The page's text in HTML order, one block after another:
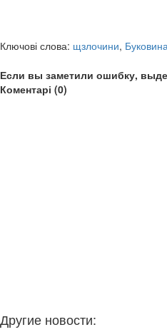
Ключові слова: щзлочини, Буковина
Если вы заметили ошибку,
Коментарі (0)
Другие новости: